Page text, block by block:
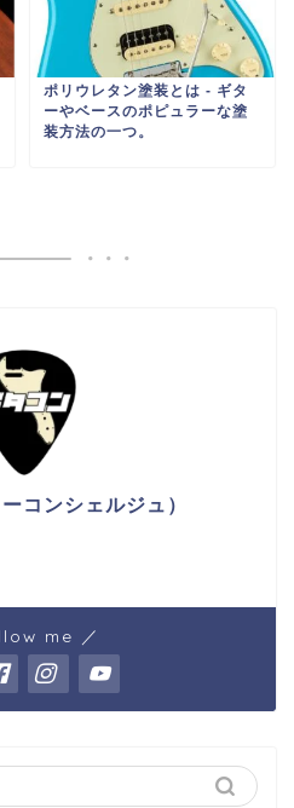
ポリウレタン塗装とは ‐ ギタ
ーやベースのポピュラーな塗
装方法の一つ。
コンシェルジュ）
me ／